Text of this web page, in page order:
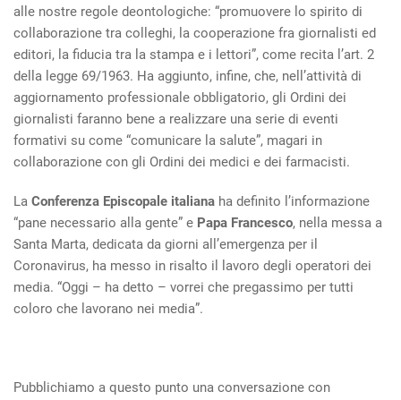
alle nostre regole deontologiche: “promuovere lo spirito di
collaborazione tra colleghi, la cooperazione fra giornalisti ed
editori, la fiducia tra la stampa e i lettori”, come recita l’art. 2
della legge 69/1963. Ha aggiunto, infine, che, nell’attività di
aggiornamento professionale obbligatorio, gli Ordini dei
giornalisti faranno bene a realizzare una serie di eventi
formativi su come “comunicare la salute”, magari in
collaborazione con gli Ordini dei medici e dei farmacisti.
La Conferenza Episcopale italiana ha definito l’informazione
“pane necessario alla gente” e Papa Francesco, nella messa a
Santa Marta, dedicata da giorni all’emergenza per il
Coronavirus, ha messo in risalto il lavoro degli operatori dei
media. “Oggi – ha detto – vorrei che pregassimo per tutti
coloro che lavorano nei media”.
Pubblichiamo a questo punto una conversazione con